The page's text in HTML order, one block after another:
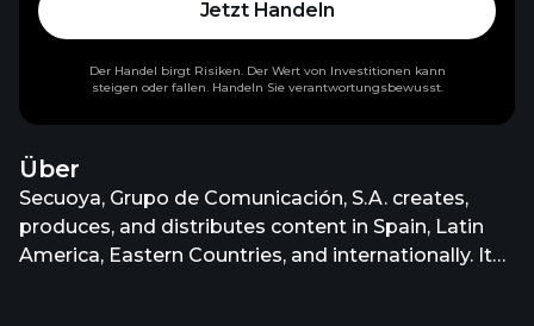
Über
Secuoya, Grupo de Comunicación, S.A. creates,
produces, and distributes content in Spain, Latin
America, Eastern Countries, and internationally. It
Jetzt Handeln
Der Handel birgt Risiken. Der Wert von Investitionen kann
steigen oder fallen. Handeln Sie verantwortungsbewusst.